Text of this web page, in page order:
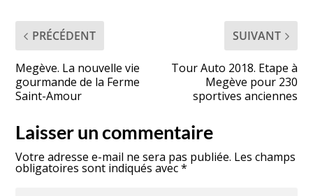
PRÉCÉDENT
Megève. La nouvelle vie
gourmande de la Ferme
Saint-Amour
SUIVANT
Tour Auto 2018. Etape à
Megève pour 230
sportives anciennes
Laisser un commentaire
Votre adresse e-mail ne sera pas publiée. Les champs
obligatoires sont indiqués avec*